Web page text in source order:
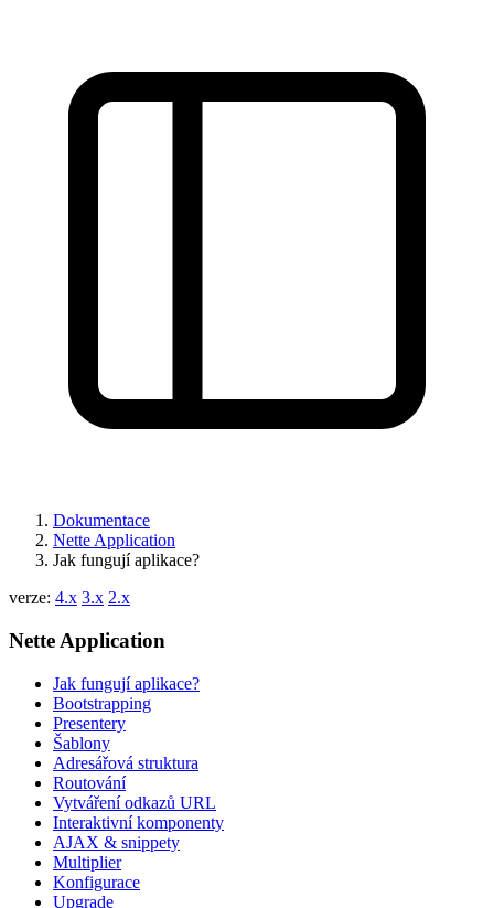
Dokumentace
Nette Application
Jak fungují aplikace?
verze: 4.x 3.x 2.x
Nette Application
Jak fungují aplikace?
Bootstrapping
Presentery
Šablony
Adresářová struktura
Routování
Vytváření odkazů URL
Interaktivní komponenty
AJAX & snippety
Multiplier
Konfigurace
Upgrade